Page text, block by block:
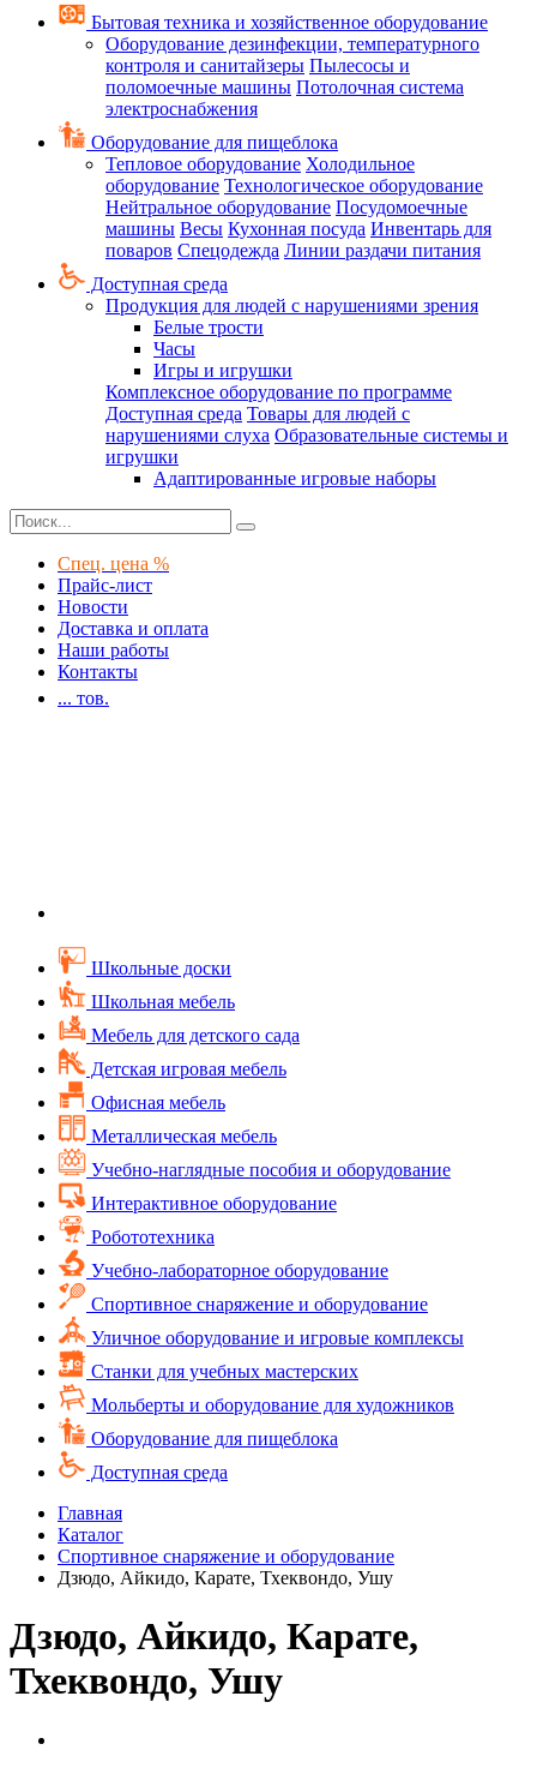
Бытовая техника и хозяйственное оборудование
Оборудование дезинфекции, температурного
контроля и санитайзеры Пылесосы и
поломоечные машины Потолочная система
электроснабжения
Оборудование для пищеблока
Тепловое оборудование Холодильное
оборудование Технологическое оборудование
Нейтральное оборудование Посудомоечные
машины Весы Кухонная посуда Инвентарь для
поваров Спецодежда Линии раздачи питания
Доступная среда
Продукция для людей с нарушениями зрения
Белые трости
Часы
Игры и игрушки
Комплексное оборудование по программе
Доступная среда Товары для людей с
нарушениями слуха Образовательные системы и
игрушки
Адаптированные игровые наборы
Спец. цена %
Прайс-лист
Новости
Доставка и оплата
Наши работы
Контакты
... тов.
Школьные доски
Школьная мебель
Мебель для детского сада
Детская игровая мебель
Офисная мебель
Металлическая мебель
Учебно-наглядные пособия и оборудование
Интерактивное оборудование
Робототехника
Учебно-лабораторное оборудование
Спортивное снаряжение и оборудование
Уличное оборудование и игровые комплексы
Cтанки для учебных мастерских
Мольберты и оборудование для художников
Оборудование для пищеблока
Доступная среда
Главная
Каталог
Спортивное снаряжение и оборудование
Дзюдо, Айкидо, Карате, Тхеквондо, Ушу
Дзюдо, Айкидо, Карате,
Тхеквондо, Ушу